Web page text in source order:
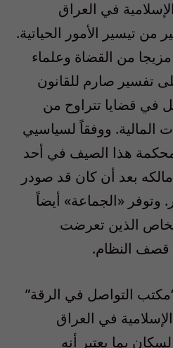
في العراق
من تيسير الأمور الحياتية.
من القضاة وعلماء
تفسير صارم للقانون
في قضايا تتراوح من
المالية. ووفقاً لسياسيي
هذا الصيف في أحد
بعد أن كان قد صودر
وتوفر «الجماعة» أيضاً
الذين تعرضت
قصف النظام.
التواصل في الرقة”
في العراق
بما يعتبر أنه